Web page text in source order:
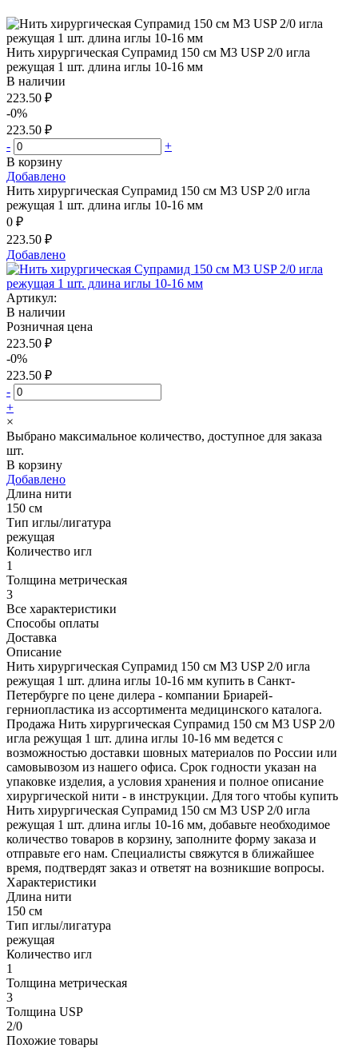
Нить хирургическая Супрамид 150 см М3 USP 2/0 игла
режущая 1 шт. длина иглы 10-16 мм
В наличии
223.50 ₽
-0%
223.50 ₽
-
+
В корзину
Добавлено
Нить хирургическая Супрамид 150 см М3 USP 2/0 игла
режущая 1 шт. длина иглы 10-16 мм
0 ₽
223.50 ₽
Добавлено
Артикул:
В наличии
Розничная цена
223.50 ₽
-0%
223.50 ₽
-
+
×
Выбрано максимальное количество, доступное для заказа
шт.
В корзину
Добавлено
Длина нити
150 см
Тип иглы/лигатура
режущая
Количество игл
1
Толщина метрическая
3
Все характеристики
Способы оплаты
Доставка
Описание
Нить хирургическая Супрамид 150 см М3 USP 2/0 игла
режущая 1 шт. длина иглы 10-16 мм купить в Санкт-
Петербурге по цене дилера - компании Бриарей-
герниопластика из ассортимента медицинского каталога.
Продажа Нить хирургическая Супрамид 150 см М3 USP 2/0
игла режущая 1 шт. длина иглы 10-16 мм ведется с
возможностью доставки шовных материалов по России или
самовывозом из нашего офиса. Срок годности указан на
упаковке изделия, а условия хранения и полное описание
хирургической нити - в инструкции. Для того чтобы купить
Нить хирургическая Супрамид 150 см М3 USP 2/0 игла
режущая 1 шт. длина иглы 10-16 мм, добавьте необходимое
количество товаров в корзину, заполните форму заказа и
отправьте его нам. Специалисты свяжутся в ближайшее
время, подтвердят заказ и ответят на возникшие вопросы.
Характеристики
Длина нити
150 см
Тип иглы/лигатура
режущая
Количество игл
1
Толщина метрическая
3
Толщина USP
2/0
Похожие товары